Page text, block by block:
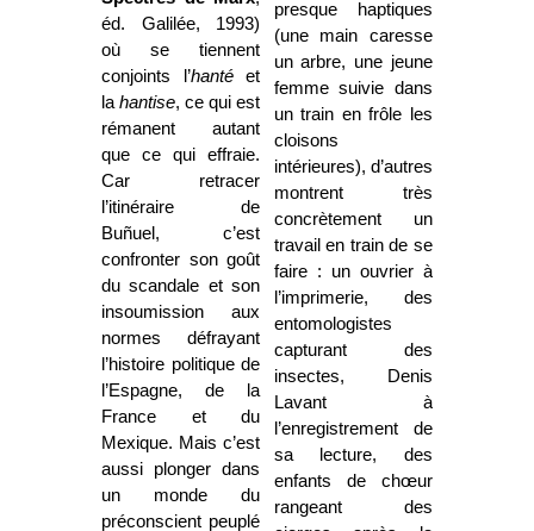
éd. Galilée, 1993)
où se tiennent
conjoints l’hantéet
lahantise, ce qui est
rémanent autant
que ce qui effraie.
Car retracer
l’itinéraire de
Buñuel, c’est
confronter son goût
du scandale et son
insoumission aux
normes défrayant
l’histoire politique de
l’Espagne, de la
France et du
Mexique. Mais c’est
aussi plonger dans
un monde du
préconscient peuplé
presque haptiques
(une main caresse
un arbre, une jeune
femme suivie dans
un train en frôle les
cloisons
intérieures), d’autres
montrent très
concrètement un
travail en train de se
faire : un ouvrier à
l’imprimerie, des
entomologistes
capturant des
insectes, Denis
Lavant à
l’enregistrement de
sa lecture, des
enfants de chœur
rangeant des